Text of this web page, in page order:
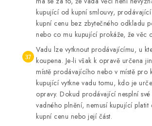
kupující od kupní smlouvy,
kupní cenu bez zbytečného odkladu
nebo co mu kupující prokáže, že věc
Vadu lze vytknout prodávajícímu, u
koupena. Je-li však k opravě určena
místě prodávajícího nebo v místě pro
kupující vytkne vadu tomu, kdo je
opravy. Dokud prodávající nesplní
vadného plnění, nemusí kupující platit
kupní cenu nebo její část.